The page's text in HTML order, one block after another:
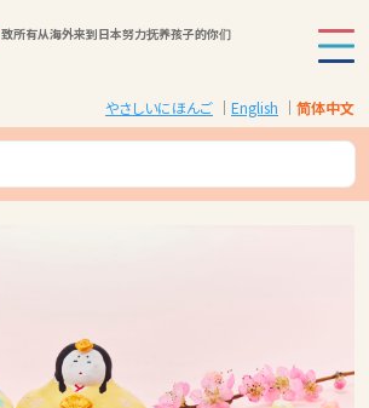
致所有从海外来到日本努力抚养孩子的你们
やさしいにほんご English 简体中文